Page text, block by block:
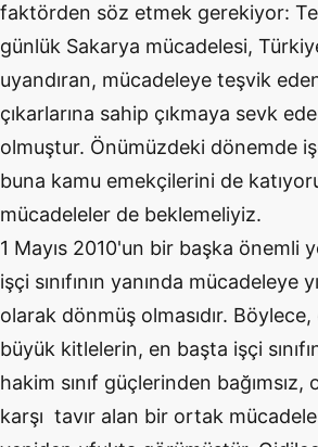
faktörden söz etmek gerekiyor:
günlük Sakarya mücadelesi, Türkiye
uyandıran, mücadeleye teşvik
çıkarlarına sahip çıkmaya sevk
olmuştur. Önümüzdeki dönemde
buna kamu emekçilerini de
mücadeleler de beklemeliyiz.
1 Mayıs 2010'un bir başka önemli
işçi sınıfının yanında mücadeleye
olarak dönmüş olmasıdır.
büyük kitlelerin, en başta işçi
hakim sınıf güçlerinden bağımsız,
karşı tavır alan bir ortak